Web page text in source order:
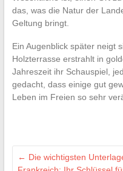
das, was die Natur der
Geltung bringt.
Ein Augenblick später neigt
Holzterrasse erstrahlt in
Jahreszeit ihr Schauspiel,
gedacht, dass einige gut
Leben im Freien so sehr
← Die wichtigsten